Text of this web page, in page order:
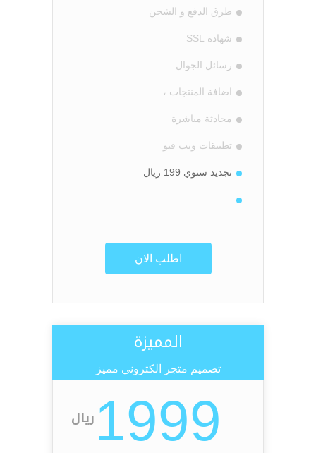
طرق الدفع و الشحن
شهادة SSL
رسائل الجوال
اضافة المنتجات ،
محادثة مباشرة
تطبيقات ويب فيو
تجديد سنوي 199 ريال
اطلب الان
المميزة
تصميم متجر الكتروني مميز
1999 ريال